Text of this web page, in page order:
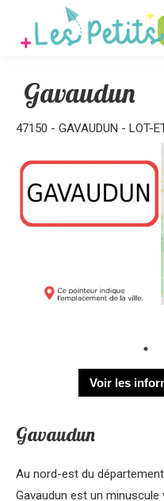
Gavaudun
47150 - GAVAUDUN - LOT-
Voir les
Gavaudun
Au nord-est du
Gavaudun est un